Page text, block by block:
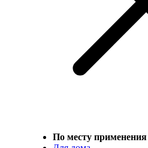
По месту применения